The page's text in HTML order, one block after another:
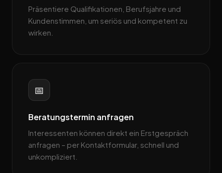
Präsentiere Qualifikationen, Berufsjahre und
Kundenstimmen, um seriös und kompetent zu
wirken.
📅
Beratungstermin anfragen
Interessenten können direkt ein Erstgespräch
anfragen – per Kontaktformular, schnell und
unkompliziert.